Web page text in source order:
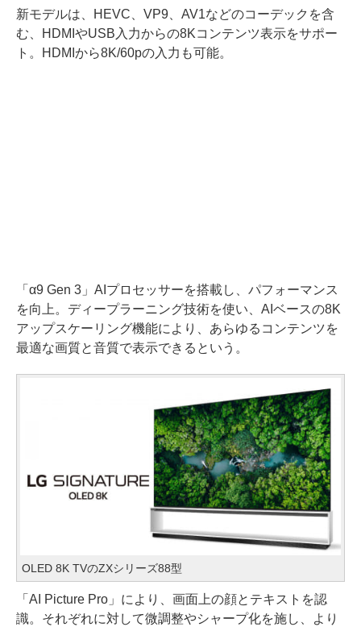
新モデルは、HEVC、VP9、AV1などのコーデックを含
む、HDMIやUSB入力からの8Kコンテンツ表示をサポー
ト。HDMIから8K/60pの入力も可能。
「α9 Gen 3」AIプロセッサーを搭載し、パフォーマンス
を向上。ディープラーニング技術を使い、AIベースの8K
アップスケーリング機能により、あらゆるコンテンツを
最適な画質と音質で表示できるという。
OLED 8K TVのZXシリーズ88型
「AI Picture Pro」により、画面上の顔とテキストを認
識。それぞれに対して微調整やシャープ化を施し、より